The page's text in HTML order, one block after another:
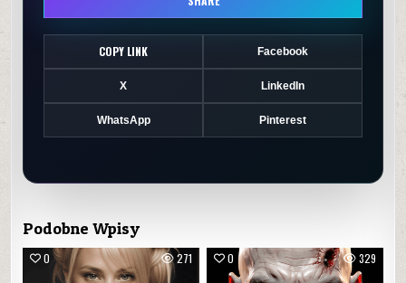
COPY LINK Facebook
X LinkedIn
WhatsApp Pinterest
Podobne Wpisy
0 271 0 329